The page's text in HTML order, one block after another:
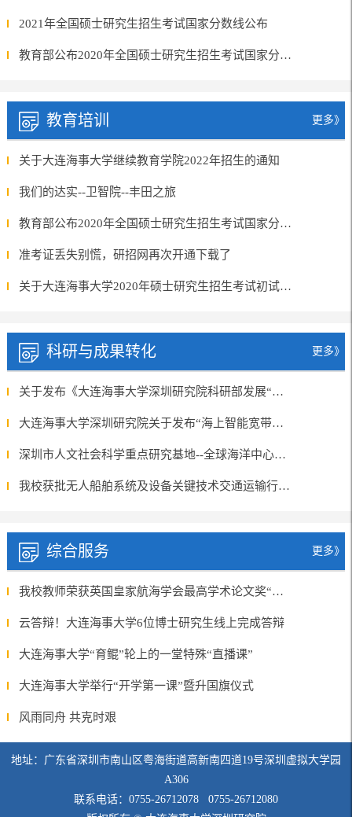
2021年全国硕士研究生招生考试国家分数线公布
教育部公布2020年全国硕士研究生招生考试国家分数线
教育培训 更多》
关于大连海事大学继续教育学院2022年招生的通知
我们的达实--卫智院--丰田之旅
教育部公布2020年全国硕士研究生招生考试国家分数线
准考证丢失别慌，研招网再次开通下载了
关于大连海事大学2020年硕士研究生招生考试初试成绩公布后考生关心的共性问题解答
科研与成果转化 更多》
关于发布《大连海事大学深圳研究院科研部发展“海洋信息技术”“十四五”规划》的通知
大连海事大学深圳研究院关于发布“海上智能宽带通信计算一体化” 项目群通知
深圳市人文社会科学重点研究基地--全球海洋中心城市研究中心落户大连海事大学深圳研究院
我校获批无人船舶系统及设备关键技术交通运输行业重点实验室
综合服务 更多》
我校教师荣获英国皇家航海学会最高学术论文奖“迈克尔•里奇奖章”(Michael Richey Medal)
云答辩！大连海事大学6位博士研究生线上完成答辩
大连海事大学“育鲲”轮上的一堂特殊“直播课”
大连海事大学举行“开学第一课”暨升国旗仪式
风雨同舟 共克时艰
地址：广东省深圳市南山区粤海街道高新南四道19号深圳虚拟大学园
A306
联系电话：0755-26712078 0755-26712080